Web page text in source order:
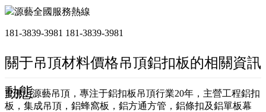
源藝全國服務熱線
181-3839-3981 181-3839-3981
關于吊頂材料價格吊頂鋁扣板的相關資訊
動態
??佛山源藝吊頂，專注于鋁扣板吊頂行業20年，主營工程鋁扣
板，集成吊頂，鋁蜂窩板，鋁方通方管，鋁條扣及鋁單板幕